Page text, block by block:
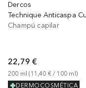
Dercos
Champú capilar
22,79 €
200 ml (11,40 € / 100 ml )
DERMOCOSMÉTICA